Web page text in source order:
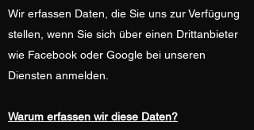
Wir erfassen Daten, die Sie uns zur Verfügung
stellen, wenn Sie sich über einen Drittanbieter
wie Facebook oder Google bei unseren
Diensten anmelden.
Warum erfassen wir diese Daten?